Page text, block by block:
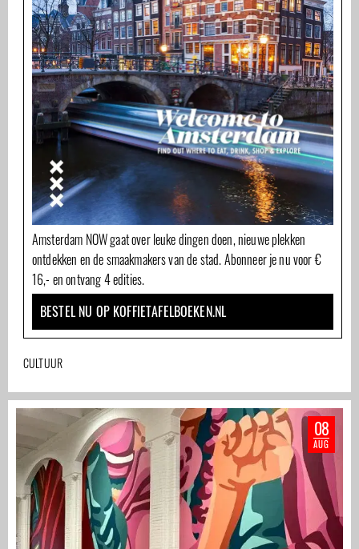
Amsterdam NOW gaat over leuke dingen doen, nieuwe plekken
ontdekken en de smaakmakers van de stad. Abonneer je nu voor €
16,- en ontvang 4 edities.
BESTEL NU OP KOFFIETAFELBOEKEN.NL
CULTUUR
08
AUG